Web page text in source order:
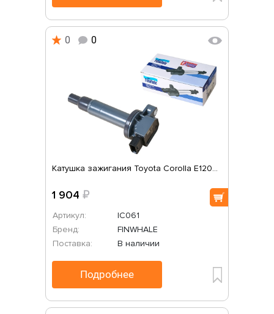
0 0
Катушка зажигания Toyota Corolla E120...
1 904 ₽
Артикул:
IC061
Бренд:
FINWHALE
Поставка:
В наличии
Подробнее